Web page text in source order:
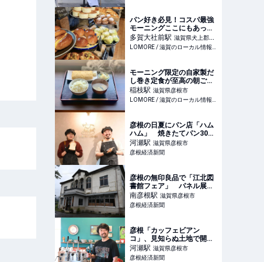
パン好き必見！コスパ最強
モーニングここにもあった
♡多賀町の注目ベーカリー
カフェ！
多賀大社前駅 滋賀県犬上郡多
賀町
LOMORE / 滋賀のローカル情報を発信するWEBメディア
モーニング限定の自家製だ
し巻き定食が至高の朝ごは
んすぎる！
稲枝駅 滋賀県彦根市
LOMORE / 滋賀のローカル情報を発信するWEBメディア
彦根の日夏にパン店「ハム
ハム」 焼きたてパン30種
超販売
河瀬駅 滋賀県彦根市
彦根経済新聞
彦根の無印良品で「江北図
書館フェア」 パネル展示
も
南彦根駅 滋賀県彦根市
彦根経済新聞
彦根「カッフェビアン
コ」、見知らぬ土地で開業
3周年 地域のバル目指す
河瀬駅 滋賀県彦根市
彦根経済新聞